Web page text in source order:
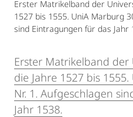
Erster Matrikelband der
1527 bis 1555. UniA Marburg
sind Eintragungen für das Jahr
Erster Matrikelband
die Jahre 1527 bis
Nr. 1. Aufgeschlagen
Jahr 1538.